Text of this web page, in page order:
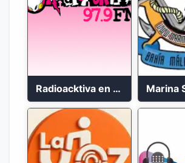
Radioacktiva en vivo 97.9 FM